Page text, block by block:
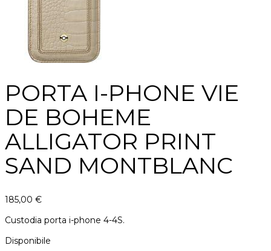
PORTA I-PHONE VIE
DE BOHEME
ALLIGATOR PRINT
SAND MONTBLANC
185,00 €
Custodia porta i-phone 4-4S.
Disponibile